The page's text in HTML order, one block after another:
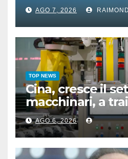
AGO 7, 2026
TOP NEWS
Cina, cresce il
macchinari, a
“attrezzature
AGO 6, 2026